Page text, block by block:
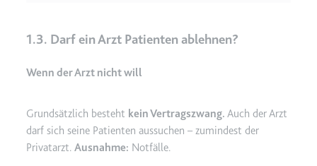
verfolgen.
1.3. Darf ein Arzt Patienten ablehnen?
Wenn der Arzt nicht will
Grundsätzlich besteht kein Vertragszwang. Auch der Arzt
darf sich seine Patienten aussuchen – zumindest der
Privatarzt. Ausnahme: Notfälle.